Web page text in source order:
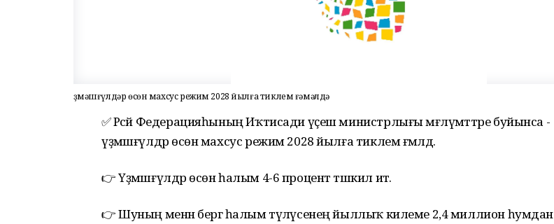
Үҙмәшғүлдәр өсөн махсус режим 2028 йылға тиклем ғәмәлдә
✅ Рәсәй Федерацияһының Иҡтисади үҫеш министрлығы мәғлүмәттәре буйынса -
үҙмәшғүлдәр өсөн махсус режим 2028 йылға тиклем ғәмәлдә.
👉 Үҙмәшғүлдәр өсөн һалым 4-6 процент тәшкил итә.
👉 Шуның менән бергә һалым түләүсенең йыллыҡ килеме 2,4 миллион һумдан